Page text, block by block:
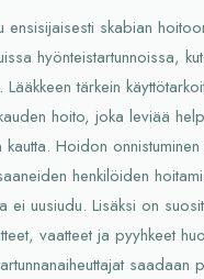
ensisijaisesti skabian
hyönteistartunnoissa,
tärkein
hoito, joka leviää
kautta. Hoidon
henkilöiden
ei uusiudu. Lisäksi on
vaatteet ja pyyhkeet
saadaan